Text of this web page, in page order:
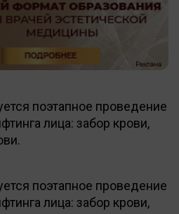
поэтапное проведение
лица: забор крови,
поэтапное проведение
лица: забор крови,